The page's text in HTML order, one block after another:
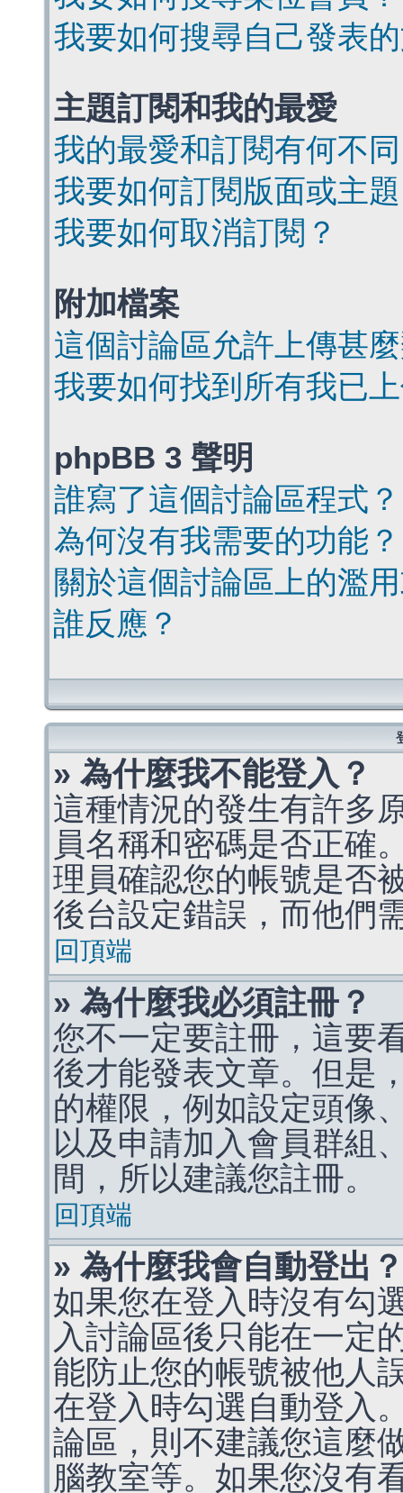
我要如何搜尋自己發表
主題訂閱和我的最愛
我的最愛和訂閱有何不
我要如何訂閱版面或主
我要如何取消訂閱？
附加檔案
這個討論區允許上傳甚
我要如何找到所有我已
phpBB 3 聲明
誰寫了這個討論區程式？
為何沒有我需要的功能？
關於這個討論區上的濫
誰反應？
» 為什麼我不能登入？
這種情況的發生有許多
員名稱和密碼是否正確
理員確認您的帳號是否
後台設定錯誤，而他們
回頂端
» 為什麼我必須註冊？
您不一定要註冊，這要
後才能發表文章。但是
的權限，例如設定頭像
以及申請加入會員群組
間，所以建議您註冊。
回頂端
» 為什麼我會自動登出？
如果您在登入時沒有勾
入討論區後只能在一定
能防止您的帳號被他人
在登入時勾選自動登入
論區，則不建議您這麼
腦教室等。如果您沒有